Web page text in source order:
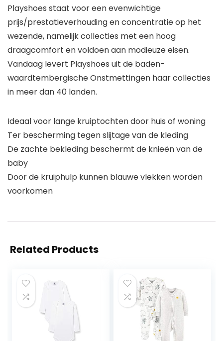
Playshoes staat voor een evenwichtige
prijs/prestatieverhouding en concentratie op het
wezende, namelijk collecties met een hoog
draagcomfort en voldoen aan modieuze eisen.
Vandaag levert Playshoes uit de baden-
waardtembergische Onstmettingen haar collecties
in meer dan 40 landen.
Ideaal voor lange kruiptochten door huis of woning
Ter bescherming tegen slijtage van de kleding
De zachte bekleding beschermt de knieën van de
baby
Door de kruiphulp kunnen blauwe vlekken worden
voorkomen
Related Products